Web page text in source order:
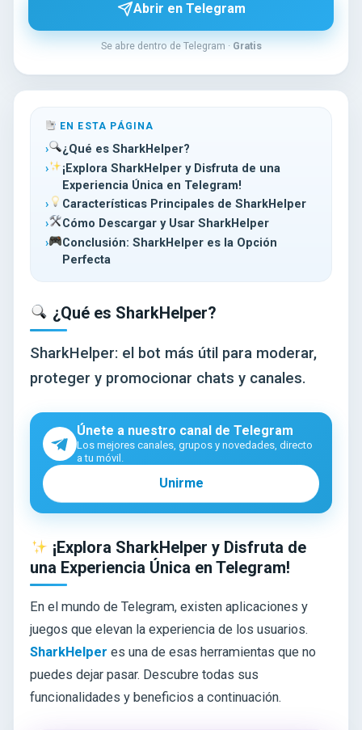
Abrir en Telegram
Se abre dentro de Telegram · Gratis
EN ESTA PÁGINA
¿Qué es SharkHelper?
¡Explora SharkHelper y Disfruta de una
Experiencia Única en Telegram!
Características Principales de SharkHelper
Cómo Descargar y Usar SharkHelper
Conclusión: SharkHelper es la Opción
Perfecta
¿Qué es SharkHelper?
SharkHelper: el bot más útil para moderar,
proteger y promocionar chats y canales.
Únete a nuestro canal de Telegram
Los mejores canales, grupos y novedades, directo
a tu móvil.
Unirme
¡Explora SharkHelper y Disfruta de
una Experiencia Única en Telegram!
En el mundo de Telegram, existen aplicaciones y
juegos que elevan la experiencia de los usuarios.
SharkHelper es una de esas herramientas que no
puedes dejar pasar. Descubre todas sus
funcionalidades y beneficios a continuación.